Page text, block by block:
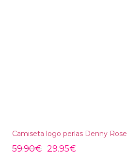
Camiseta logo perlas Denny Rose
59.90€ 29.95€